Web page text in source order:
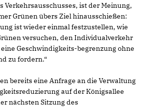
Verkehrsausschusses, ist der Meinung,
Grünen übers Ziel hinausschießen:
ist wieder einmal festzustellen, wie
versuchen, den Individualverkehr
Geschwindigkeits-begrenzung ohne
zu fordern.“
bereits eine Anfrage an die Verwaltung
auf der Königsallee
nächsten Sitzung des